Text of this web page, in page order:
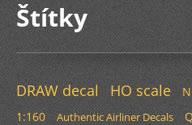
Štítky
DRAW decal HO scale
1:160 Authentic Airliner Decals